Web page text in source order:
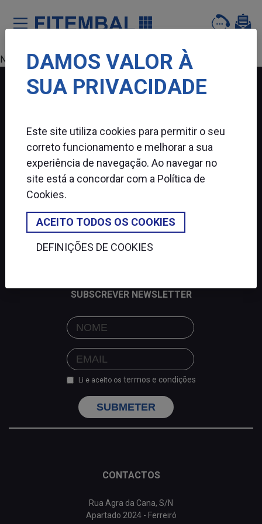
Saltar para o conteï¿½do principal da pï¿½gina
Nenhum produto encontrado.
SIGA-NOS
SUBSCREVER NEWSLETTER
Li e aceito os termos e condições
SUBMETER
CONTACTOS
Rua Agra da Cana, S/N
Apartado 2024 - Ferreiró
DAMOS VALOR À
SUA PRIVACIDADE
Este site utiliza cookies para permitir o seu
correto funcionamento e melhorar a sua
experiência de navegação. Ao navegar no
site está a concordar com a Política de
Cookies.
ACEITO TODOS OS COOKIES
DEFINIÇÕES DE COOKIES